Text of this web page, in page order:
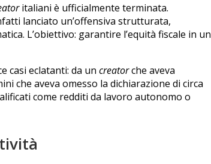
italiani è ufficialmente terminata.
lanciato un’offensiva strutturata,
L’obiettivo: garantire l’equità fiscale in un
casi eclatanti: da un creatorche aveva
che aveva omesso la dichiarazione di circa
come redditi da lavoro autonomo o